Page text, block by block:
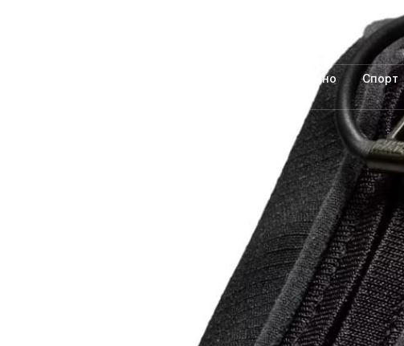
Кино Спорт